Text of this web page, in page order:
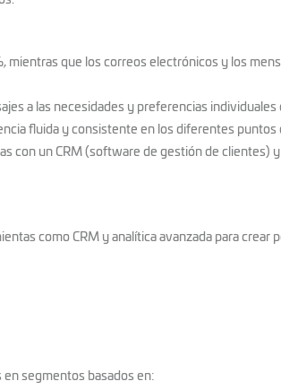
mientras que los correos electrónicos y los
a las necesidades y preferencias individuales
fluida y consistente en los diferentes puntos
con un CRM (software de gestión de clientes)
como CRM y analítica avanzada para crear
segmentos basados en: